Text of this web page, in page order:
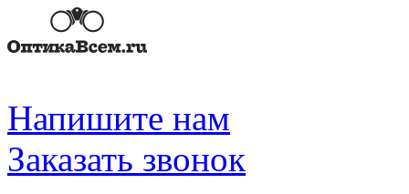
Напишите нам
Заказать звонок